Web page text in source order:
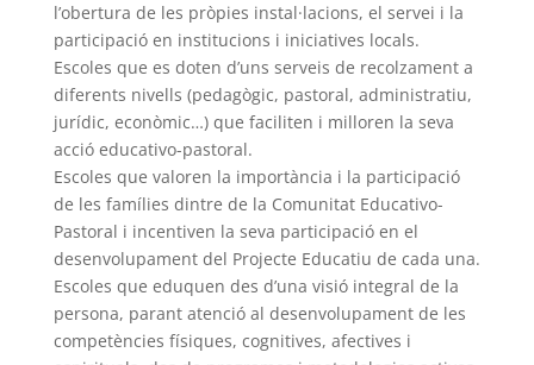
l’obertura de les pròpies instal·lacions, el servei i la
participació en institucions i iniciatives locals.
Escoles que es doten d’uns serveis de recolzament a
diferents nivells (pedagògic, pastoral, administratiu,
jurídic, econòmic…) que faciliten i milloren la seva
acció educativo-pastoral.
Escoles que valoren la importància i la participació
de les famílies dintre de la Comunitat Educativo-
Pastoral i incentiven la seva participació en el
desenvolupament del Projecte Educatiu de cada una.
Escoles que eduquen des d’una visió integral de la
persona, parant atenció al desenvolupament de les
competències físiques, cognitives, afectives i